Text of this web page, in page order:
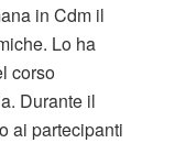
in Cdm il
Lo ha
corso
Durante il
ai partecipanti